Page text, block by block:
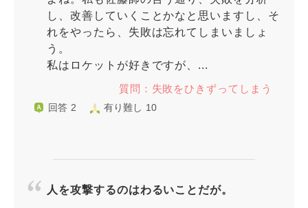
し、改善していくことかなと思いますし、そ
れをやったら、失敗は忘れてしまいましょ
う。
私はロケットが好きですが、...
質問：失敗をひきずってしまう
回答 2 有り難し 10
人を攻撃するのはわるいことだが。